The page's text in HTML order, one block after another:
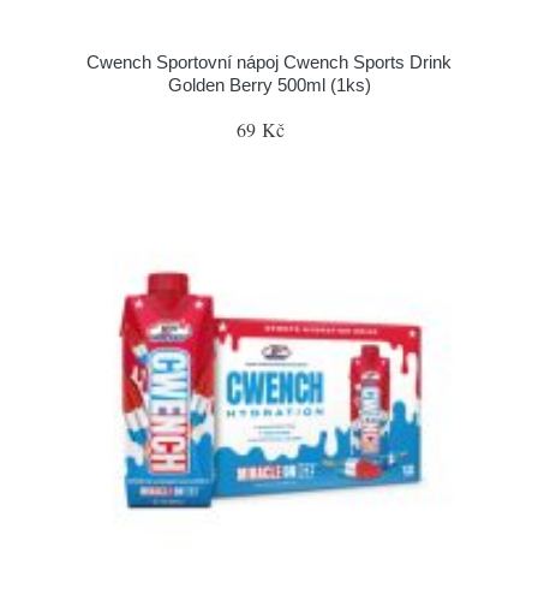
Cwench Sportovní nápoj Cwench Sports Drink
Golden Berry 500ml (1ks)
69 Kč